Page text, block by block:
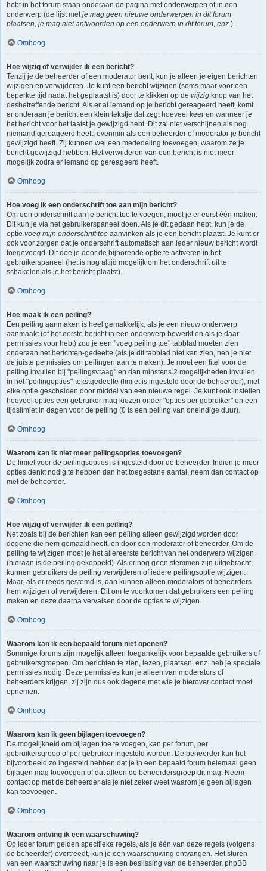
hebt in het forum staan onderaan de pagina met onderwerpen of in een
onderwerp (de lijst metje mag geen nieuwe onderwerpen in dit forum
plaatsen, je mag niet antwoorden op een onderwerp in dit forum, enz.).
Omhoog
Hoe wijzig of verwijder ik een bericht?
Tenzij je de beheerder of een moderator bent, kun je alleen je eigen berichten
wijzigen en verwijderen. Je kunt een bericht wijzigen (soms maar voor een
beperkte tijd nadat het geplaatst is) door te klikken op de wijzig knop van het
desbetreffende bericht. Als er al iemand op je bericht gereageerd heeft, komt
er onderaan je bericht een klein tekstje dat zegt hoeveel keer en wanneer je
het bericht voor het laatst je gewijzigd hebt. Dit zal niet verschijnen als nog
niemand gereageerd heeft, evenmin als een beheerder of moderator je bericht
gewijzigd heeft. Zij kunnen wel een mededeling toevoegen, waarom ze je
bericht gewijzigd hebben. Het verwijderen van een bericht is niet meer
mogelijk zodra er iemand op gereageerd heeft.
Omhoog
Hoe voeg ik een onderschrift toe aan mijn bericht?
Om een onderschrift aan je bericht toe te voegen, moet je er eerst één maken.
Dit kun je via het gebruikerspaneel doen. Als je dit gedaan hebt, kun je de
optie voeg mijn onderschrift toe aanvinken als je een bericht plaatst. Je kunt er
ook voor zorgen dat je onderschrift automatisch aan ieder nieuw bericht wordt
toegevoegd. Dit doe je door de bijhorende optie te activeren in het
gebruikerspaneel (het is nog altijd mogelijk om het onderschrift uit te
schakelen als je het bericht plaatst).
Omhoog
Hoe maak ik een peiling?
Een peiling aanmaken is heel gemakkelijk, als je een nieuw onderwerp
aanmaakt (of het eerste bericht in een onderwerp bewerkt en als je daar
permissies voor hebt) zou je een "voeg peiling toe" tabblad moeten zien
onderaan het berichten-gedeelte (als je dit tabblad niet kan zien, heb je niet
de juiste permissies om peilingen aan te maken). Je moet een titel voor de
peiling invullen bij "peilingsvraag" en dan minstens 2 mogelijkheden invullen
in het "peilingopties"-tekstgedeelte (limiet is ingesteld door de beheerder), met
elke optie gescheiden door middel van een nieuwe regel. Je kunt ook instellen
hoeveel opties een gebruiker mag kiezen onder "opties per gebruiker" en een
tijdslimiet in dagen voor de peiling (0 is een peiling van oneindige duur).
Omhoog
Waarom kan ik niet meer peilingsopties toevoegen?
De limiet voor de peilingsopties is ingesteld door de beheerder. Indien je meer
opties denkt nodig te hebben dan het toegestane aantal, neem dan contact op
met de beheerder.
Omhoog
Hoe wijzig of verwijder ik een peiling?
Net zoals bij de berichten kan een peiling alleen gewijzigd worden door
degene die hem gemaakt heeft, en door een moderator of beheerder. Om de
peiling te wijzigen moet je het allereerste bericht van het onderwerp wijzigen
(hieraan is de peiling gekoppeld). Als er nog geen stemmen zijn uitgebracht,
kunnen gebruikers de peiling verwijderen of iedere peilingsoptie wijzigen.
Maar, als er reeds gestemd is, dan kunnen alleen moderators of beheerders
hem wijzigen of verwijderen. Dit om te voorkomen dat gebruikers een peiling
maken en deze daarna vervalsen door de opties te wijzigen.
Omhoog
Waarom kan ik een bepaald forum niet openen?
Sommige forums zijn mogelijk alleen toegankelijk voor bepaalde gebruikers of
gebruikersgroepen. Om berichten te zien, lezen, plaatsen, enz. heb je speciale
permissies nodig. Deze permissies kun je alleen van moderators of
beheerders krijgen, zij zijn dus ook degene met wie je hierover contact moet
opnemen.
Omhoog
Waarom kan ik geen bijlagen toevoegen?
De mogelijkheid om bijlagen toe te voegen, kan per forum, per
gebruikersgroep of per gebruiker ingesteld worden. De beheerder kan het
bijvoorbeeld zo ingesteld hebben dat je in een bepaald forum helemaal geen
bijlagen mag toevoegen of dat alleen de beheerdersgroep dit mag. Neem
contact op met de beheerder als je niet zeker weet waarom je geen bijlagen
kan toevoegen.
Omhoog
Waarom ontving ik een waarschuwing?
Op ieder forum gelden specifieke regels, als je één van deze regels (volgens
de beheerder) overtreedt, kun je een waarschuwing ontvangen. Het sturen
van een waarschuwing naar je is een beslissing van de beheerder, phpBB